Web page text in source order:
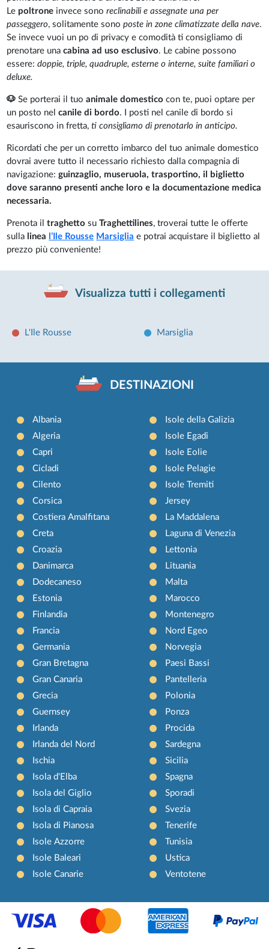
Le poltrone invece sono reclinabili e assegnate una per
passeggero, solitamente sonoposte in zone climatizzate della nave.
Se invece vuoi un po di privacy e comodità ti consigliamo di
prenotare unacabina ad uso esclusivo. Le cabine possono
essere:doppie, triple, quadruple, esterne o interne, suite familiari o
deluxe.
🐶Se porterai il tuoanimale domestico con te, puoi optare per
un posto nelcanile di bordo. I posti nel canile di bordo si
esauriscono in fretta,ti consigliamo di prenotarlo in anticipo.
Ricordati che per un corretto imbarco del tuo animale domestico
dovrai avere tutto il necessario richiesto dalla compagnia di
navigazione:guinzaglio, museruola, trasportino, il biglietto
dove saranno presenti anche loro e la documentazione medica
necessaria.
Prenota iltraghetto suTraghettilines, troverai tutte le offerte
sulla linea l’Ile Rousse Marsiglia e potrai acquistare il biglietto al
prezzo più conveniente!
Visualizza tutti i collegamenti
L'Ile Rousse Marsiglia
DESTINAZIONI
Albania
Algeria
Capri
Cicladi
Cilento
Corsica
Costiera Amalfitana
Creta
Croazia
Danimarca
Dodecaneso
Estonia
Finlandia
Francia
Germania
Gran Bretagna
Gran Canaria
Grecia
Guernsey
Irlanda
Irlanda del Nord
Ischia
Isola d'Elba
Isola del Giglio
Isola di Capraia
Isola di Pianosa
Isole Azzorre
Isole Baleari
Isole Canarie
Isole della Galizia
Isole Egadi
Isole Eolie
Isole Pelagie
Isole Tremiti
Jersey
La Maddalena
Laguna di Venezia
Lettonia
Lituania
Malta
Marocco
Montenegro
Nord Egeo
Norvegia
Paesi Bassi
Pantelleria
Polonia
Ponza
Procida
Sardegna
Sicilia
Spagna
Sporadi
Svezia
Tenerife
Tunisia
Ustica
Ventotene